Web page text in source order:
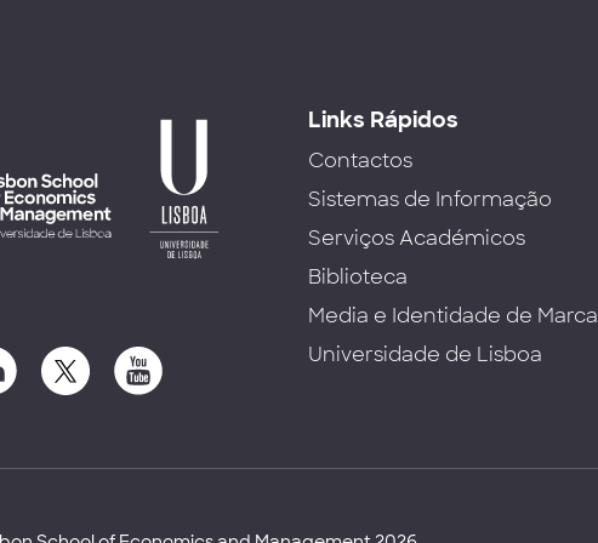
Links Rápidos
Contactos
Sistemas de Informação
Serviços Académicos
Biblioteca
Media e Identidade de Marca
Universidade de Lisboa